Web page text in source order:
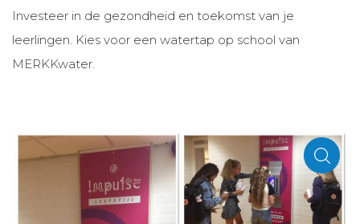
Investeer in de gezondheid en toekomst van je
leerlingen. Kies voor een watertap op school van
MERKKwater.